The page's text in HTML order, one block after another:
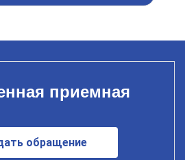
приемная
обращение